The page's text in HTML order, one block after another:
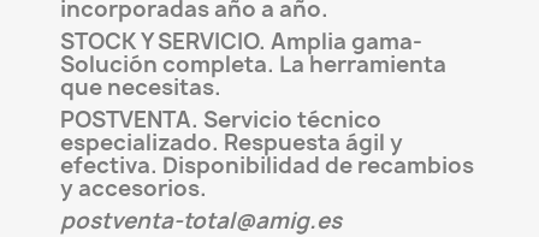
incorporadas año a año.
STOCK Y SERVICIO. Amplia gama-
Solución completa. La herramienta
que necesitas.
POSTVENTA. Servicio técnico
especializado. Respuesta ágil y
efectiva. Disponibilidad de recambios
y accesorios.
postventa-total@amig.es